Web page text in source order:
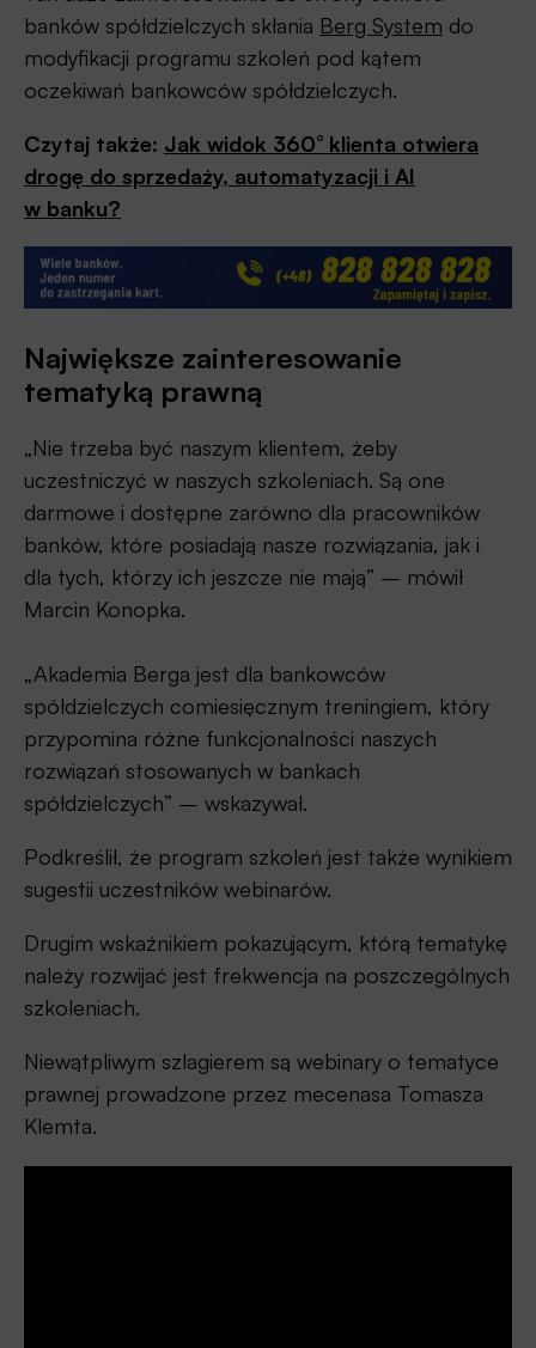
banków spółdzielczych skłania Berg System do
modyfikacji programu szkoleń pod kątem
oczekiwań bankowców spółdzielczych.
Czytaj także: Jak widok 360° klienta otwiera
drogę do sprzedaży, automatyzacji i AI
w banku?
Największe zainteresowanie
tematyką prawną
„Nie trzeba być naszym klientem, żeby
uczestniczyć w naszych szkoleniach. Są one
darmowe i dostępne zarówno dla pracowników
banków, które posiadają nasze rozwiązania, jak i
dla tych, którzy ich jeszcze nie mają” – mówił
Marcin Konopka.
„Akademia Berga jest dla bankowców
spółdzielczych comiesięcznym treningiem, który
przypomina różne funkcjonalności naszych
rozwiązań stosowanych w bankach
spółdzielczych” – wskazywał.
Podkreślił, że program szkoleń jest także wynikiem
sugestii uczestników webinarów.
Drugim wskaźnikiem pokazującym, którą tematykę
należy rozwijać jest frekwencja na poszczególnych
szkoleniach.
Niewątpliwym szlagierem są webinary o tematyce
prawnej prowadzone przez mecenasa Tomasza
Klemta.